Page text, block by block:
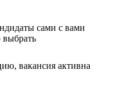
сами с вами
выбрать
вакансия активна